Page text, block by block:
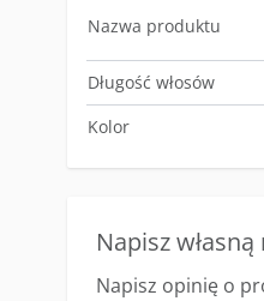
Nazwa produktu
Długość włosów
Kolor
Napisz
Napisz opinię o